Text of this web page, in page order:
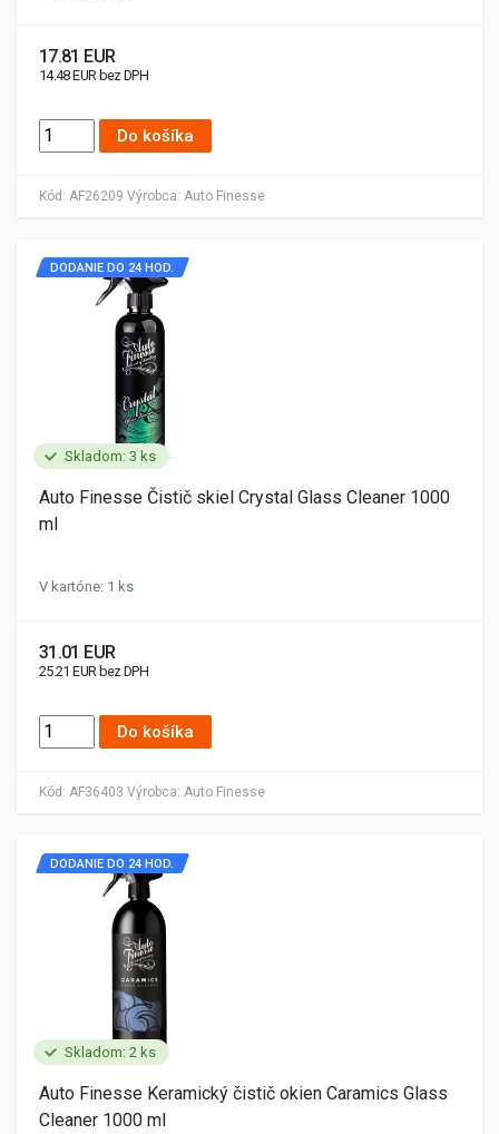
Kód: AF26209 Výrobca: Auto Finesse
17.81 EUR
14.48 EUR bez DPH
Do košíka
Skladom: 3 ks
Kód: AF36403 Výrobca: Auto Finesse
DODANIE DO 24 HOD.
Auto Finesse Čistič skiel Crystal Glass Cleaner 1000
ml
V kartóne: 1 ks
31.01 EUR
25.21 EUR bez DPH
Do košíka
Skladom: 2 ks
DODANIE DO 24 HOD.
Auto Finesse Keramický čistič okien Caramics Glass
Cleaner 1000 ml